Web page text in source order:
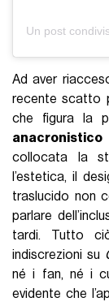
Ad aver
recente scatto
che figura la
anacronistico
collocata la
l’estetica, il
traslucido non
parlare
tardi. Tutto
indiscrezioni su
né i fan, né i
evidente che